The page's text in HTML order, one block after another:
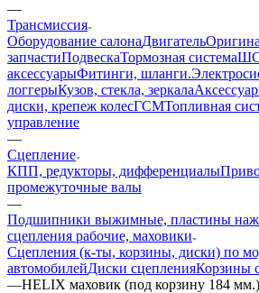
—
Трансмиссия
Оборудование салонаДвигатель
запчастиПодвескаТормозная система
аксессуарыФитинги, шланги.
логгерыКузов, стекла, зеркала
диски, крепеж колесГСМТопливная
управление
—
Сцепление
КПП, редукторы, дифференциалы
промежуточные валы
—
Подшипники выжимные, пластины
сцепления рабочие, маховики
Сцепления (к-ты, корзины, диски) по
автомобилейДиски сцепленияКорзины
—HELIX маховик (под корзину 184